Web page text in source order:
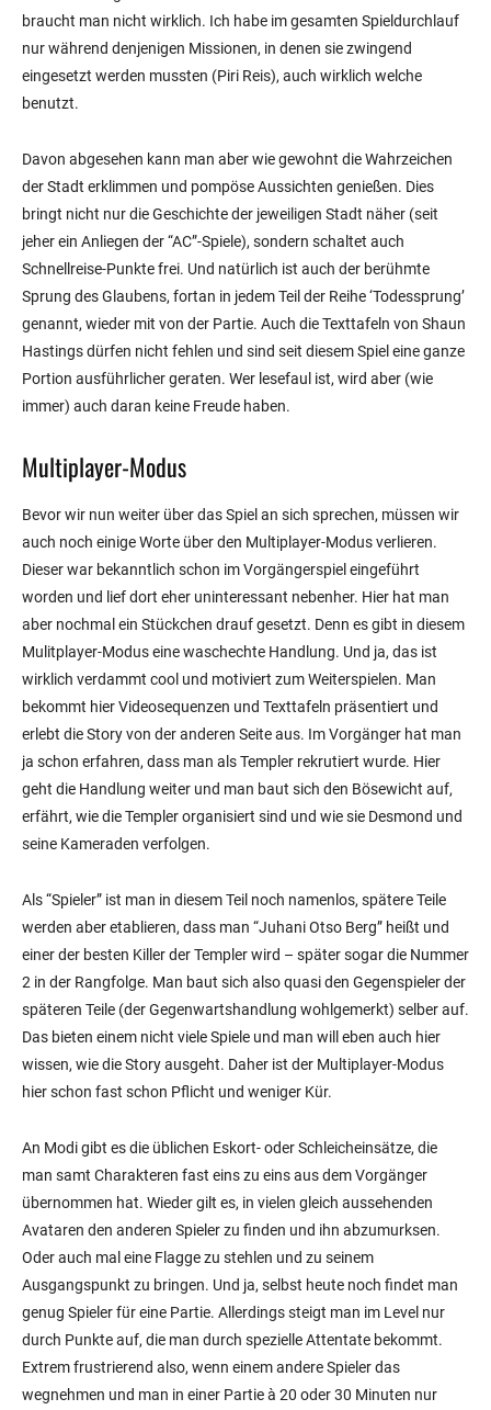
braucht man nicht wirklich. Ich habe im gesamten Spieldurchlauf
nur während denjenigen Missionen, in denen sie zwingend
eingesetzt werden mussten (Piri Reis), auch wirklich welche
benutzt.
Davon abgesehen kann man aber wie gewohnt die Wahrzeichen
der Stadt erklimmen und pompöse Aussichten genießen. Dies
bringt nicht nur die Geschichte der jeweiligen Stadt näher (seit
jeher ein Anliegen der “AC”-Spiele), sondern schaltet auch
Schnellreise-Punkte frei. Und natürlich ist auch der berühmte
Sprung des Glaubens, fortan in jedem Teil der Reihe ‘Todessprung’
genannt, wieder mit von der Partie. Auch die Texttafeln von Shaun
Hastings dürfen nicht fehlen und sind seit diesem Spiel eine ganze
Portion ausführlicher geraten. Wer lesefaul ist, wird aber (wie
immer) auch daran keine Freude haben.
Multiplayer-Modus
Bevor wir nun weiter über das Spiel an sich sprechen, müssen wir
auch noch einige Worte über den Multiplayer-Modus verlieren.
Dieser war bekanntlich schon im Vorgängerspiel eingeführt
worden und lief dort eher uninteressant nebenher. Hier hat man
aber nochmal ein Stückchen drauf gesetzt. Denn es gibt in diesem
Mulitplayer-Modus eine waschechte Handlung. Und ja, das ist
wirklich verdammt cool und motiviert zum Weiterspielen. Man
bekommt hier Videosequenzen und Texttafeln präsentiert und
erlebt die Story von der anderen Seite aus. Im Vorgänger hat man
ja schon erfahren, dass man als Templer rekrutiert wurde. Hier
geht die Handlung weiter und man baut sich den Bösewicht auf,
erfährt, wie die Templer organisiert sind und wie sie Desmond und
seine Kameraden verfolgen.
Als “Spieler” ist man in diesem Teil noch namenlos, spätere Teile
werden aber etablieren, dass man “Juhani Otso Berg” heißt und
einer der besten Killer der Templer wird – später sogar die Nummer
2 in der Rangfolge. Man baut sich also quasi den Gegenspieler der
späteren Teile (der Gegenwartshandlung wohlgemerkt) selber auf.
Das bieten einem nicht viele Spiele und man will eben auch hier
wissen, wie die Story ausgeht. Daher ist der Multiplayer-Modus
hier schon fast schon Pflicht und weniger Kür.
An Modi gibt es die üblichen Eskort- oder Schleicheinsätze, die
man samt Charakteren fast eins zu eins aus dem Vorgänger
übernommen hat. Wieder gilt es, in vielen gleich aussehenden
Avataren den anderen Spieler zu finden und ihn abzumurksen.
Oder auch mal eine Flagge zu stehlen und zu seinem
Ausgangspunkt zu bringen. Und ja, selbst heute noch findet man
genug Spieler für eine Partie. Allerdings steigt man im Level nur
durch Punkte auf, die man durch spezielle Attentate bekommt.
Extrem frustrierend also, wenn einem andere Spieler das
wegnehmen und man in einer Partie à 20 oder 30 Minuten nur